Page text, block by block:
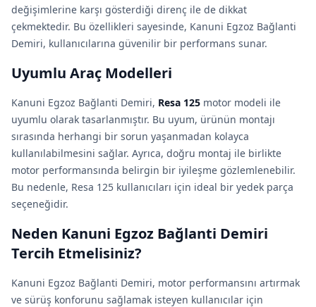
değişimlerine karşı gösterdiği direnç ile de dikkat
çekmektedir. Bu özellikleri sayesinde, Kanuni Egzoz Bağlanti
Demiri, kullanıcılarına güvenilir bir performans sunar.
Uyumlu Araç Modelleri
Kanuni Egzoz Bağlanti Demiri, Resa 125 motor modeli ile
uyumlu olarak tasarlanmıştır. Bu uyum, ürünün montajı
sırasında herhangi bir sorun yaşanmadan kolayca
kullanılabilmesini sağlar. Ayrıca, doğru montaj ile birlikte
motor performansında belirgin bir iyileşme gözlemlenebilir.
Bu nedenle, Resa 125 kullanıcıları için ideal bir yedek parça
seçeneğidir.
Neden Kanuni Egzoz Bağlanti Demiri
Tercih Etmelisiniz?
Kanuni Egzoz Bağlanti Demiri, motor performansını artırmak
ve sürüş konforunu sağlamak isteyen kullanıcılar için